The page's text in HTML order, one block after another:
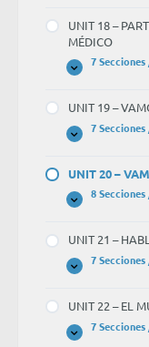
DEPORTES
Y
ANÍMICOS
UNIT 18 –
MÉDICO
Expandir
UNIT
PARTES
DEL
CUERPO
EL
MÉDICO
7
UNIT 19 –
Expandir
UNIT
VAMOS
DE
TIENDAS
7
UNIT 20 –
Expandir
UNIT
VAMOS
A
COCINAR
8
UNIT 21 –
Expandir
UNIT
HABLAMOS
DE
POLÍTICA
7
UNIT 22 – EL
Expandir
UNIT
7